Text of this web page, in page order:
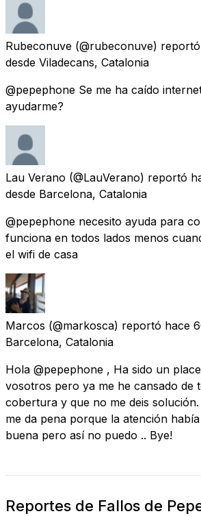
Rubeconuve (@rubeconuve) reportó
desde Viladecans, Catalonia
@pepephone Se me ha caído
ayudarme?
Lau Verano (@LauVerano) reportó
desde Barcelona, Catalonia
@pepephone necesito ayuda para
funciona en todos lados menos
el wifi de casa
Marcos (@markosca) reportó hace
Barcelona, Catalonia
Hola @pepephone , Ha sido un
vosotros pero ya me he cansado de
cobertura y que no me deis
me da pena porque la atención
buena pero así no puedo .. Bye!
Reportes de Fallos de